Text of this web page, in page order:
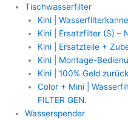
Zum
springen
Tischwasserfilter
Kini |
Kini | Ersatzfilter (S) –
Kini | Ersatzteile +
Kini | Montage-
Kini | 100% Geld
Color + Mini |
FILTER GEN.
Wasserspender